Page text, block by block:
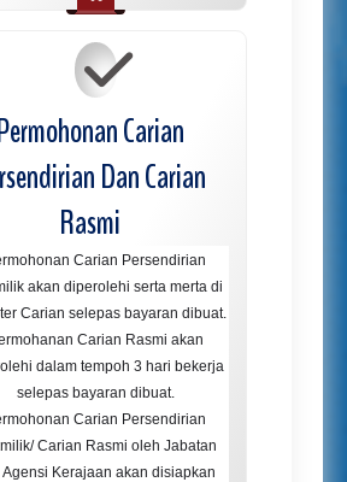
Carian
Dan Carian
Rasmi
Carian Persendirian
akan diperolehi serta merta di
Carian selepas bayaran dibuat.
Carian Rasmi akan
dalam tempoh 3 hari bekerja
selepas bayaran dibuat.
Carian Persendirian
Carian Rasmi oleh Jabatan
Agensi Kerajaan akan disiapkan